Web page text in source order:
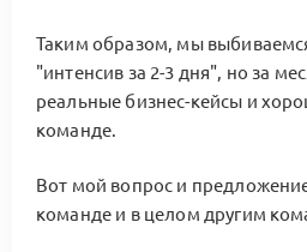
Таким образом, мы
"интенсив за 2-3 дня", но за
реальные бизнес-кейсы и
команде.
Вот мой вопрос и
команде и в целом другим